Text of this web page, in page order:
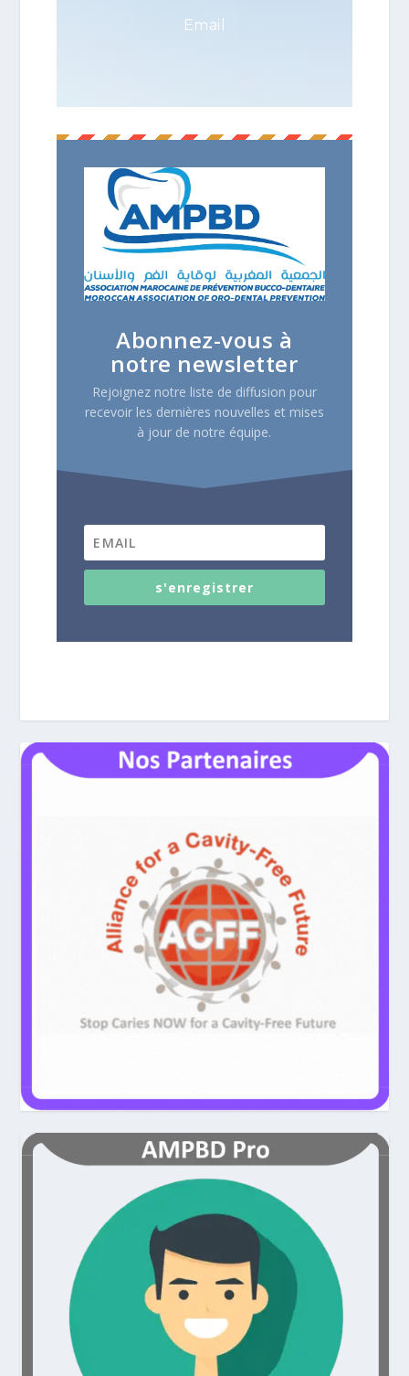
Email
Abonnez-vous à
notre newsletter
Rejoignez notre liste de diffusion pour
recevoir les dernières nouvelles et mises
à jour de notre équipe.
s'enregistrer